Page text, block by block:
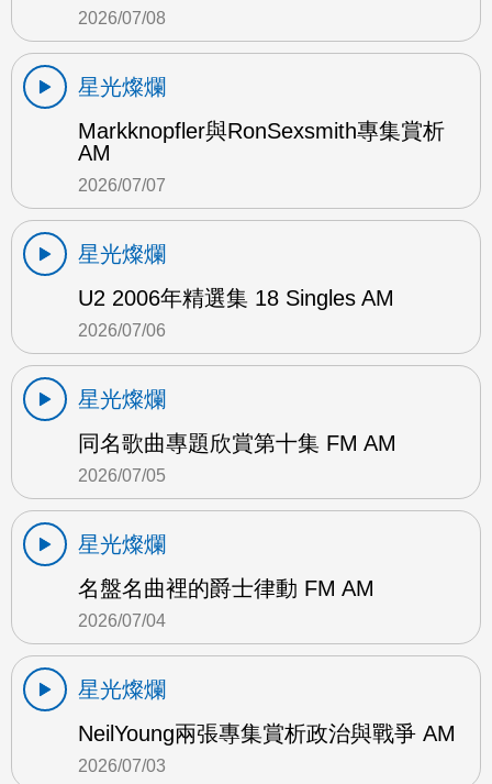
2026/07/08
星光燦爛
Markknopfler與RonSexsmith專集賞析
AM
2026/07/07
星光燦爛
U2 2006年精選集 18 Singles AM
2026/07/06
星光燦爛
同名歌曲專題欣賞第十集 FM AM
2026/07/05
星光燦爛
名盤名曲裡的爵士律動 FM AM
2026/07/04
星光燦爛
NeilYoung兩張專集賞析政治與戰爭 AM
2026/07/03